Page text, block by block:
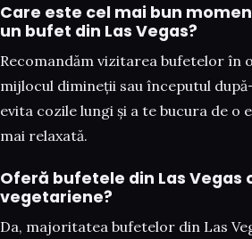
Care este cel mai bun
un bufet din Las Vegas?
Recomandăm vizitarea bufetelor în
mijlocul dimineții sau începutul
evita cozile lungi și a te bucura de o
mai relaxată.
Oferă bufetele din Las Vegas
vegetariene?
Da, majoritatea bufetelor din Las